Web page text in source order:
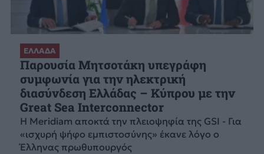
ΕΛΛΑΔΑ
Παρουσία Μητσοτάκη υπεγράφη
συμφωνία για την ηλεκτρική
διασύνδεση Ελλάδας – Κύπρου με την
Great Sea Interconnector
Η Meridiam αποκτά την πλειοψηφία της GSI - Για
«ισχυρή ψήφο εμπιστοσύνης» έκανε λόγο ο
Έλληνας πρωθυπουργός